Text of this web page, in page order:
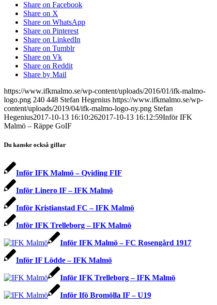
Share on Facebook
Share on X
Share on WhatsApp
Share on Pinterest
Share on LinkedIn
Share on Tumblr
Share on Vk
Share on Reddit
Share by Mail
https://www.ifkmalmo.se/wp-content/uploads/2016/01/ifk-malmo-
logo.png 240 448 Stefan Hegenius https://www.ifkmalmo.se/wp-
content/uploads/2019/04/ifk-malmo-logo-ny.png Stefan
Hegenius2017-10-13 16:10:262017-10-13 16:12:59Inför IFK
Malmö – Räppe GoIF
Du kanske också gillar
Inför IFK Malmö – Qviding FIF
Inför Linero IF – IFK Malmö
Inför Kristianstad FC – IFK Malmö
Inför IFK Trelleborg – IFK Malmö
Inför IFK Malmö – FC Rosengård 1917
Inför IF Lödde – IFK Malmö
Inför IFK Trelleborg – IFK Malmö
Inför Ifö Bromölla IF – U19